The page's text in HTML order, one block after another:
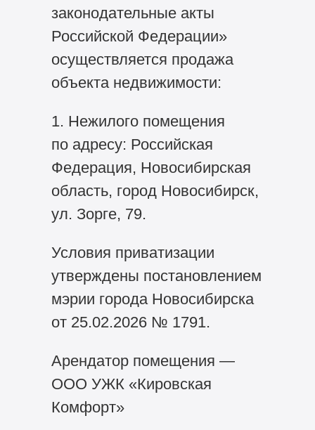
законодательные акты
Российской Федерации»
осуществляется продажа
объекта недвижимости:
1. Нежилого помещения
по адресу: Российская
Федерация, Новосибирская
область, город Новосибирск,
ул. Зорге, 79.
Условия приватизации
утверждены постановлением
мэрии города Новосибирска
от 25.02.2026 № 1791.
Арендатор помещения —
ООО УЖК «Кировская
Комфорт»